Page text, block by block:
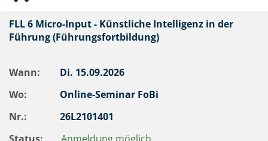
FLL 6 Micro-Input - Künstliche Intelligenz in der
Führung (Führungsfortbildung)
Wann: Di. 15.09.2026
Wo:
Online-Seminar FoBi
Nr.:
26L2101401